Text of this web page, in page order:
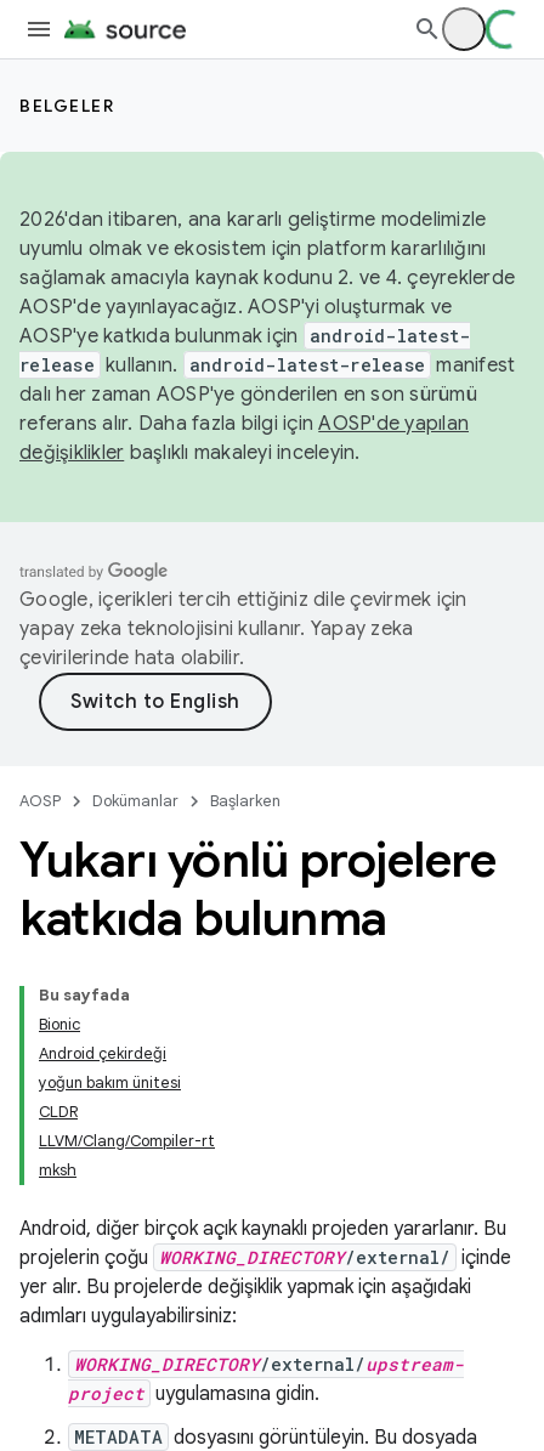
BELGELER
2026'dan itibaren, ana kararlı geliştirme modelimizle
uyumlu olmak ve ekosistem için platform kararlılığını
sağlamak amacıyla kaynak kodunu 2. ve 4. çeyreklerde
AOSP'de yayınlayacağız. AOSP'yi oluşturmak ve
AOSP'ye katkıda bulunmak için
android-latest-
release kullanın. android-latest-release manifest
dalı her zaman AOSP'ye gönderilen en son sürümü
referans alır. Daha fazla bilgi içinAOSP'de yapılan
değişiklikler başlıklı makaleyi inceleyin.
Google, içerikleri tercih ettiğiniz dile çevirmek için
yapay zeka teknolojisini kullanır. Yapay zeka
çevirilerinde hata olabilir.
AOSP Dokümanlar Başlarken
Yukarı yönlü projelere
katkıda bulunma
Bu sayfada
Bionic
Android çekirdeği
yoğun bakım ünitesi
CLDR
LLVM/Clang/Compiler-rt
mksh
Android, diğer birçok açık kaynaklı projeden yararlanır. Bu
projelerin çoğu WORKING_DIRECTORY/external/ içinde
yer alır. Bu projelerde değişiklik yapmak için aşağıdaki
adımları uygulayabilirsiniz:
WORKING_DIRECTORY/external/upstream-
project uygulamasına gidin.
METADATA dosyasını görüntüleyin. Bu dosyada